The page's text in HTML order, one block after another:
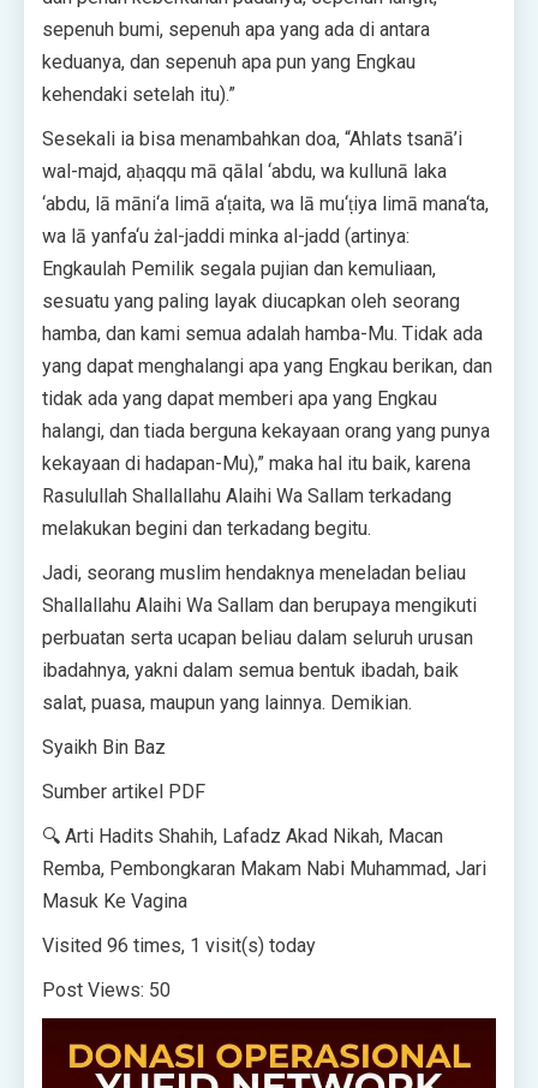
sepenuh bumi, sepenuh apa yang ada di antara
keduanya, dan sepenuh apa pun yang Engkau
kehendaki setelah itu).”
Sesekali ia bisa menambahkan doa, “Ahlats tsanā’i
wal-majd, aḥaqqu mā qālal ‘abdu, wa kullunā laka
‘abdu, lā māni‘a limā a‘ṭaita, wa lā mu‘ṭiya limā mana‘ta,
wa lā yanfa‘u żal-jaddi minka al-jadd (artinya:
Engkaulah Pemilik segala pujian dan kemuliaan,
sesuatu yang paling layak diucapkan oleh seorang
hamba, dan kami semua adalah hamba-Mu. Tidak ada
yang dapat menghalangi apa yang Engkau berikan, dan
tidak ada yang dapat memberi apa yang Engkau
halangi, dan tiada berguna kekayaan orang yang punya
kekayaan di hadapan-Mu),” maka hal itu baik, karena
Rasulullah Shallallahu Alaihi Wa Sallam terkadang
melakukan begini dan terkadang begitu.
Jadi, seorang muslim hendaknya meneladan beliau
Shallallahu Alaihi Wa Sallam dan berupaya mengikuti
perbuatan serta ucapan beliau dalam seluruh urusan
ibadahnya, yakni dalam semua bentuk ibadah, baik
salat, puasa, maupun yang lainnya. Demikian.
Syaikh Bin Baz
Sumber artikel PDF
🔍 Arti Hadits Shahih, Lafadz Akad Nikah, Macan
Remba, Pembongkaran Makam Nabi Muhammad, Jari
Masuk Ke Vagina
Visited 96 times, 1 visit(s) today
Post Views: 50